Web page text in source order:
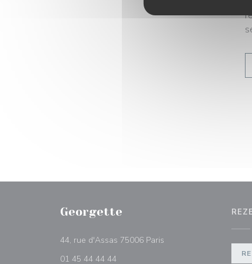
Georgette
44, rue d'Assas 75006 Paris
01 45 44 44 44